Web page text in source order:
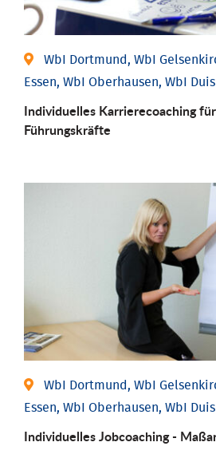
WbI Dortmund, WbI
Essen, WbI Oberhausen, WbI
Individu­elles Karrierecoaching
Führungs­kräfte
WbI Dortmund, WbI
Essen, WbI Oberhausen, WbI
Individu­elles Job­coaching -